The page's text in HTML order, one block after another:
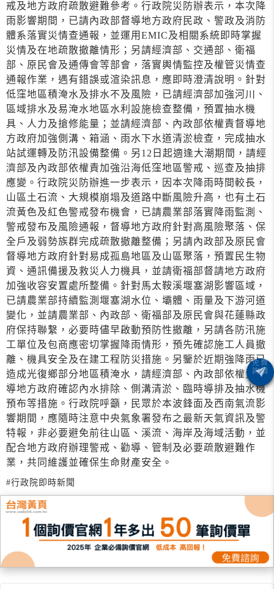
戒及地方政府疏散避難參考。行政院災防辦表示，本次降
雨影響期間，已請內政部督導地方政府民政、警政及消防
體系落實災情查通報，並運用EMIC及相關系統即時掌握
災情及在地疏散撤離情形；另請經濟部、交通部、衛福
部、原民會及通傳會等部會，落實輿情監控及權管災情查
通報作業，遇有錯誤或渲染訊息，應即時澄清說明。針對
低窪地區積淹水及排水不及風險，已請經濟部加強河川、
區域排水及易淹水地區水利設施檢查整備，預置抽水機
具、人力及搶修能量；並請經濟部、內政部依權責督導地
方政府加強側溝、箱涵、雨水下水道清淤檢查，完成抽水
站試運轉及防汛設備整備。另12日起適逢大潮期間，請經
濟部及內政部依權責加強沿海低窪地區警戒、巡查及抽排
應變。行政院災防辦進一步表示，因本次降雨時間較長，
山區土石流、大規模崩塌及道路中斷風險升高，也有土石
流黃色及紅色警戒發布機會，已請農業部落實降雨監測、
警戒發布及風險通報，督導地方政府針對高風險聚落、保
全戶及弱勢族群完成疏散撤離整備；另請內政部及原民會
督導地方政府針對易成孤島地區及山區聚落，預置民生物
資、通訊備援及救災人力機具，並請衛福部督請地方政府
加強收容安置處所整備。針對馬太鞍溪堰塞湖影響區域，
已請農業部持續監測堰塞湖水位、壩體、雨量及下游河道
變化，並請農業部、內政部、衛福部及原民會與花蓮縣政
府保持聯繫，必要時儘早啟動預防性撤離，另請各防汛施
工單位及包商應密切掌握降雨情形，預先確認施工人員撤
離、機具安全及在建工程防災措施。另鑒於近期強降雨已
造成光復鄉部分地區積淹水，請經濟部、內政部依權責督
導地方政府確認內水排除、側溝清淤、臨時導排及抽水機
預布等措施。行政院呼籲，民眾於本波鋒面及西南氣流影
響期間，應隨時注意中央氣象署發布之最新天氣資訊及警
特報，非必要避免前往山區、溪流、海岸及海域活動，並
配合地方政府辦理警戒、勸導、管制及必要疏散避難作
業，共同維護並確保生命財產安全。
#行政院即時新聞